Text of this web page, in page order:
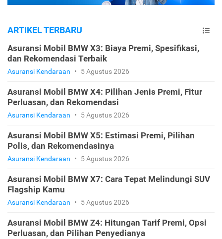
ARTIKEL TERBARU
Asuransi Mobil BMW X3: Biaya Premi, Spesifikasi,
dan Rekomendasi Terbaik
Asuransi Kendaraan • 5 Agustus 2026
Asuransi Mobil BMW X4: Pilihan Jenis Premi, Fitur
Perluasan, dan Rekomendasi
Asuransi Kendaraan • 5 Agustus 2026
Asuransi Mobil BMW X5: Estimasi Premi, Pilihan
Polis, dan Rekomendasinya
Asuransi Kendaraan • 5 Agustus 2026
Asuransi Mobil BMW X7: Cara Tepat Melindungi SUV
Flagship Kamu
Asuransi Kendaraan • 5 Agustus 2026
Asuransi Mobil BMW Z4: Hitungan Tarif Premi, Opsi
Perluasan, dan Pilihan Penyedianya